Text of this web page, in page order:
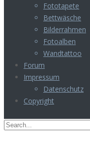
Fototapete
Bettwäsche
Bilderrahmen
Fotoalben
Wandtattoo
Forum
Impressum
Datenschutz
Copyright